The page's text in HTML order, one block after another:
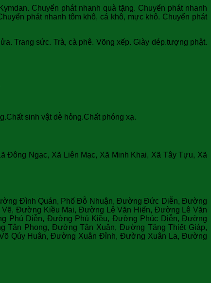
Chuyển phát nhanh quà tặng. Chuyển phát nhanh
phát nhanh tôm khô, cá khô, mực khô. Chuyển phát
Trang sức. Trà, cà phê. Võng xếp. Giày dép.tượng phật.
sinh vật dễ hỏng.Chất phóng xạ.
Ngạc, Xã Liên Mạc, Xã Minh Khai, Xã Tây Tựu, Xã
Đình Quán, Phố Đỗ Nhuận, Đường Đức Diễn, Đường
Đường Kiều Mai, Đường Lê Văn Hiến, Đường Lê Văn
Phú Diễn, Đường Phú Kiều, Đường Phúc Diễn, Đường
Tân Phong, Đường Tân Xuân, Đường Tăng Thiết Giáp,
Qúy Huân, Đường Xuân Đỉnh, Đường Xuân La, Đường